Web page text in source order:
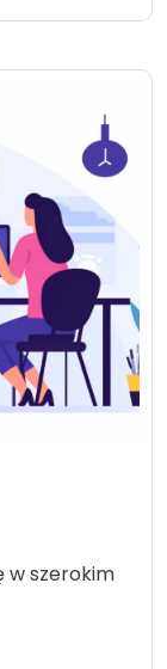
w szerokim